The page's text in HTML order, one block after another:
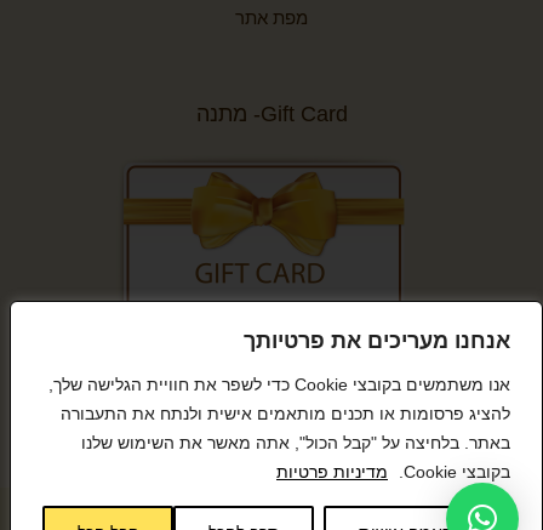
אנחנו מעריכים את פרטיותך
אנו משתמשים בקובצי Cookie כדי לשפר את חוויית הגלישה שלך,
להציג פרסומות או תכנים מותאמים אישית ולנתח את התעבורה
באתר. בלחיצה על "קבל הכול", אתה מאשר את השימוש שלנו
בקובצי Cookie.
מדיניות פרטיות
מפת אתר
Gift Card- מתנה
קנייה מאובטחת
© כל הזכויות שמורות BeTween